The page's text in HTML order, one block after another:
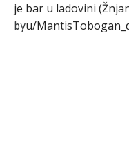
je bar u ladovini
byu/